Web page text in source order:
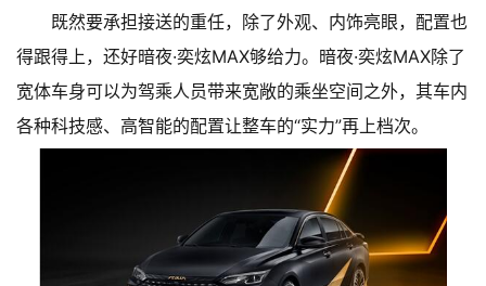
既然要承担接送的重任，除了外观、内饰亮眼，配置也
得跟得上，还好暗夜·奕炫MAX够给力。暗夜·奕炫MAX除了
宽体车身可以为驾乘人员带来宽敞的乘坐空间之外，其车内
各种科技感、高智能的配置让整车的“实力”再上档次。